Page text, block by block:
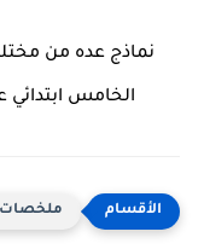
نماذج عده من
الخامس ابتدائي عن
ملخصات